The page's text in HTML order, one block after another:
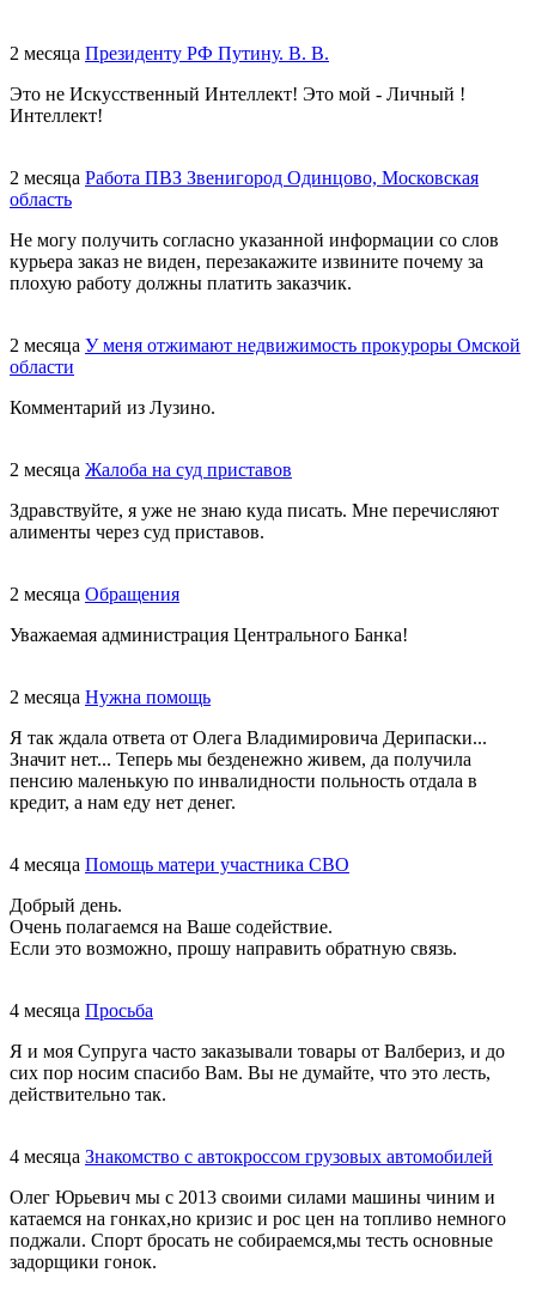
2 месяца Президенту РФ Путину. В. В.
Это не Искусственный Интеллект! Это мой - Личный !
Интеллект!
2 месяца Работа ПВЗ Звенигород Одинцово, Московская
область
Не могу получить согласно указанной информации со слов
курьера заказ не виден, перезакажите извините почему за
плохую работу должны платить заказчик.
2 месяца У меня отжимают недвижимость прокуроры Омской
области
Комментарий из Лузино.
2 месяца Жалоба на суд приставов
Здравствуйте, я уже не знаю куда писать. Мне перечисляют
алименты через суд приставов.
2 месяца Обращения
Уважаемая администрация Центрального Банка!
2 месяца Нужна помощь
Я так ждала ответа от Олега Владимировича Дерипаски...
Значит нет... Теперь мы безденежно живем, да получила
пенсию маленькую по инвалидности польность отдала в
кредит, а нам еду нет денег.
4 месяца Помощь матери участника СВО
Добрый день.
Очень полагаемся на Ваше содействие.
Если это возможно, прошу направить обратную связь.
4 месяца Просьба
Я и моя Супруга часто заказывали товары от Валбериз, и до
сих пор носим спасибо Вам. Вы не думайте, что это лесть,
действительно так.
4 месяца Знакомство с автокроссом грузовых автомобилей
Олег Юрьевич мы с 2013 своими силами машины чиним и
катаемся на гонках,но кризис и рос цен на топливо немного
поджали. Спорт бросать не собираемся,мы тесть основные
задорщики гонок.